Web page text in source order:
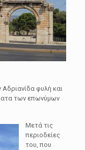
Αδριανίδα φυλή και
των επωνύμων
Μετά τις
περιοδείες
του, που